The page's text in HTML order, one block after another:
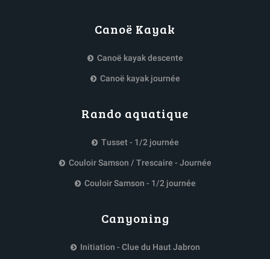
Canoë Kayak
Canoë kayak descente
Canoë kayak journée
Rando aquatique
Tusset - 1/2 journée
Couloir Samson / Trescaire - Journée
Couloir Samson - 1/2 journée
Canyoning
Initiation - Clue du Haut Jabron